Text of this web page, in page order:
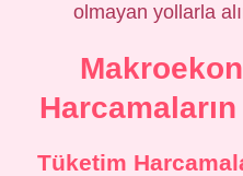
olmayan yollarla
Tüketim